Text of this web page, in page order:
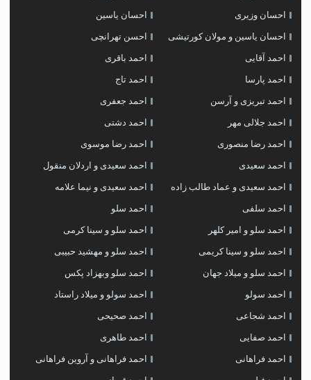
احسان وزیری احسان یاسین
احسان یاسین و مولان کورتیشی احسن تهرانچی
احمد آقایی احمد باقری
احمد پارسا احمد تاج
احمد تبریزی و آرسن احمد جعفری
احمد جلالی مهر احمد دشتی
احمد رضا منصوری احمد رضا موسوی
احمد سعیدی احمد سعیدی و اردلان منقول
احمد سعیدی و عماد طالب زاده احمد سعیدی و نیما علامه
احمد سلفی احمد سلو
احمد سلو و امیر کلهر احمد سلو و سینا کرمی
احمد سلو و سینا کریمی احمد سلو و مهشید حبیبی
احمد سلو و میلاد جهان احمد سلو وبهزاد پکس
احمد سولو احمد سولو و میلاد راستاد
احمد شجاعی احمد صحیحی
احمد صفایی احمد طاهری
احمد فراهانی احمد فراهانی و آروین فراهانی